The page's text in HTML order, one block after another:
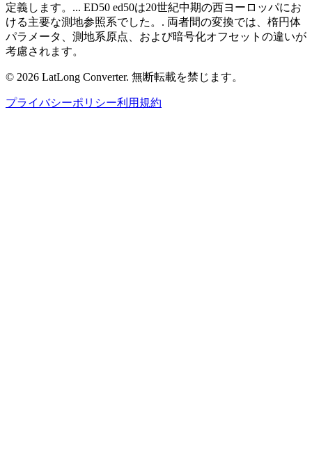
定義します。... ED50 ed50は20世紀中期の西ヨーロッパにお
ける主要な測地参照系でした。. 両者間の変換では、楕円体
パラメータ、測地系原点、および暗号化オフセットの違いが
考慮されます。
© 2026 LatLong Converter. 無断転載を禁じます。
プライバシーポリシー利用規約